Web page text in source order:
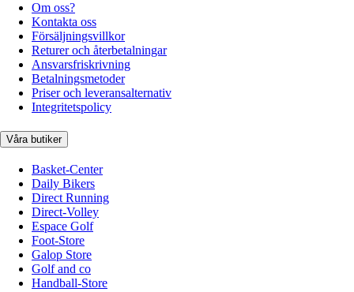
Om oss?
Kontakta oss
Försäljningsvillkor
Returer och återbetalningar
Ansvarsfriskrivning
Betalningsmetoder
Priser och leveransalternativ
Integritetspolicy
Våra butiker
Basket-Center
Daily Bikers
Direct Running
Direct-Volley
Espace Golf
Foot-Store
Galop Store
Golf and co
Handball-Store